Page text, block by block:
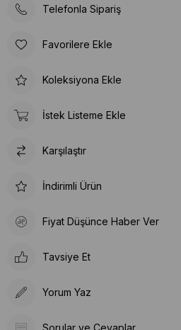
Telefonla Sipariş
Favorilere Ekle
Koleksiyona Ekle
İstek Listeme Ekle
Karşılaştır
İndirimli Ürün
Fiyat Düşünce Haber Ver
Tavsiye Et
Yorum Yaz